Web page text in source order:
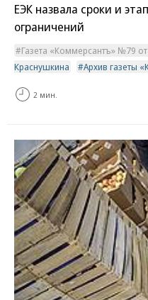
ЕЭК назвала сроки и
ограничений
Газета «Коммерсантъ» №79
Краснушкина
Архив газеты
2 мин.